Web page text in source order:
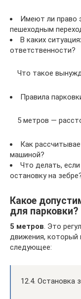
Имеют ли право
пешеходным
В каких
ответственности?
Что такое
Правила
5 метров —
Как
машиной?
Что делать,
остановку на
Какое
для парковки?
5 метров . Это
движения, который
следующее:
12.4. Остановка